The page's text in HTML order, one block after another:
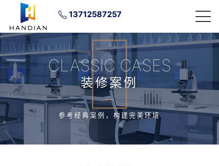
13712587257
CLASSIC CASES
装修案例
参考经典案例，构建完美环境